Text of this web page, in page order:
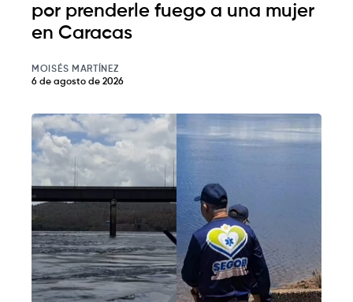
por prenderle fuego a una mujer
en Caracas
MOISÉS MARTÍNEZ
6 de agosto de 2026